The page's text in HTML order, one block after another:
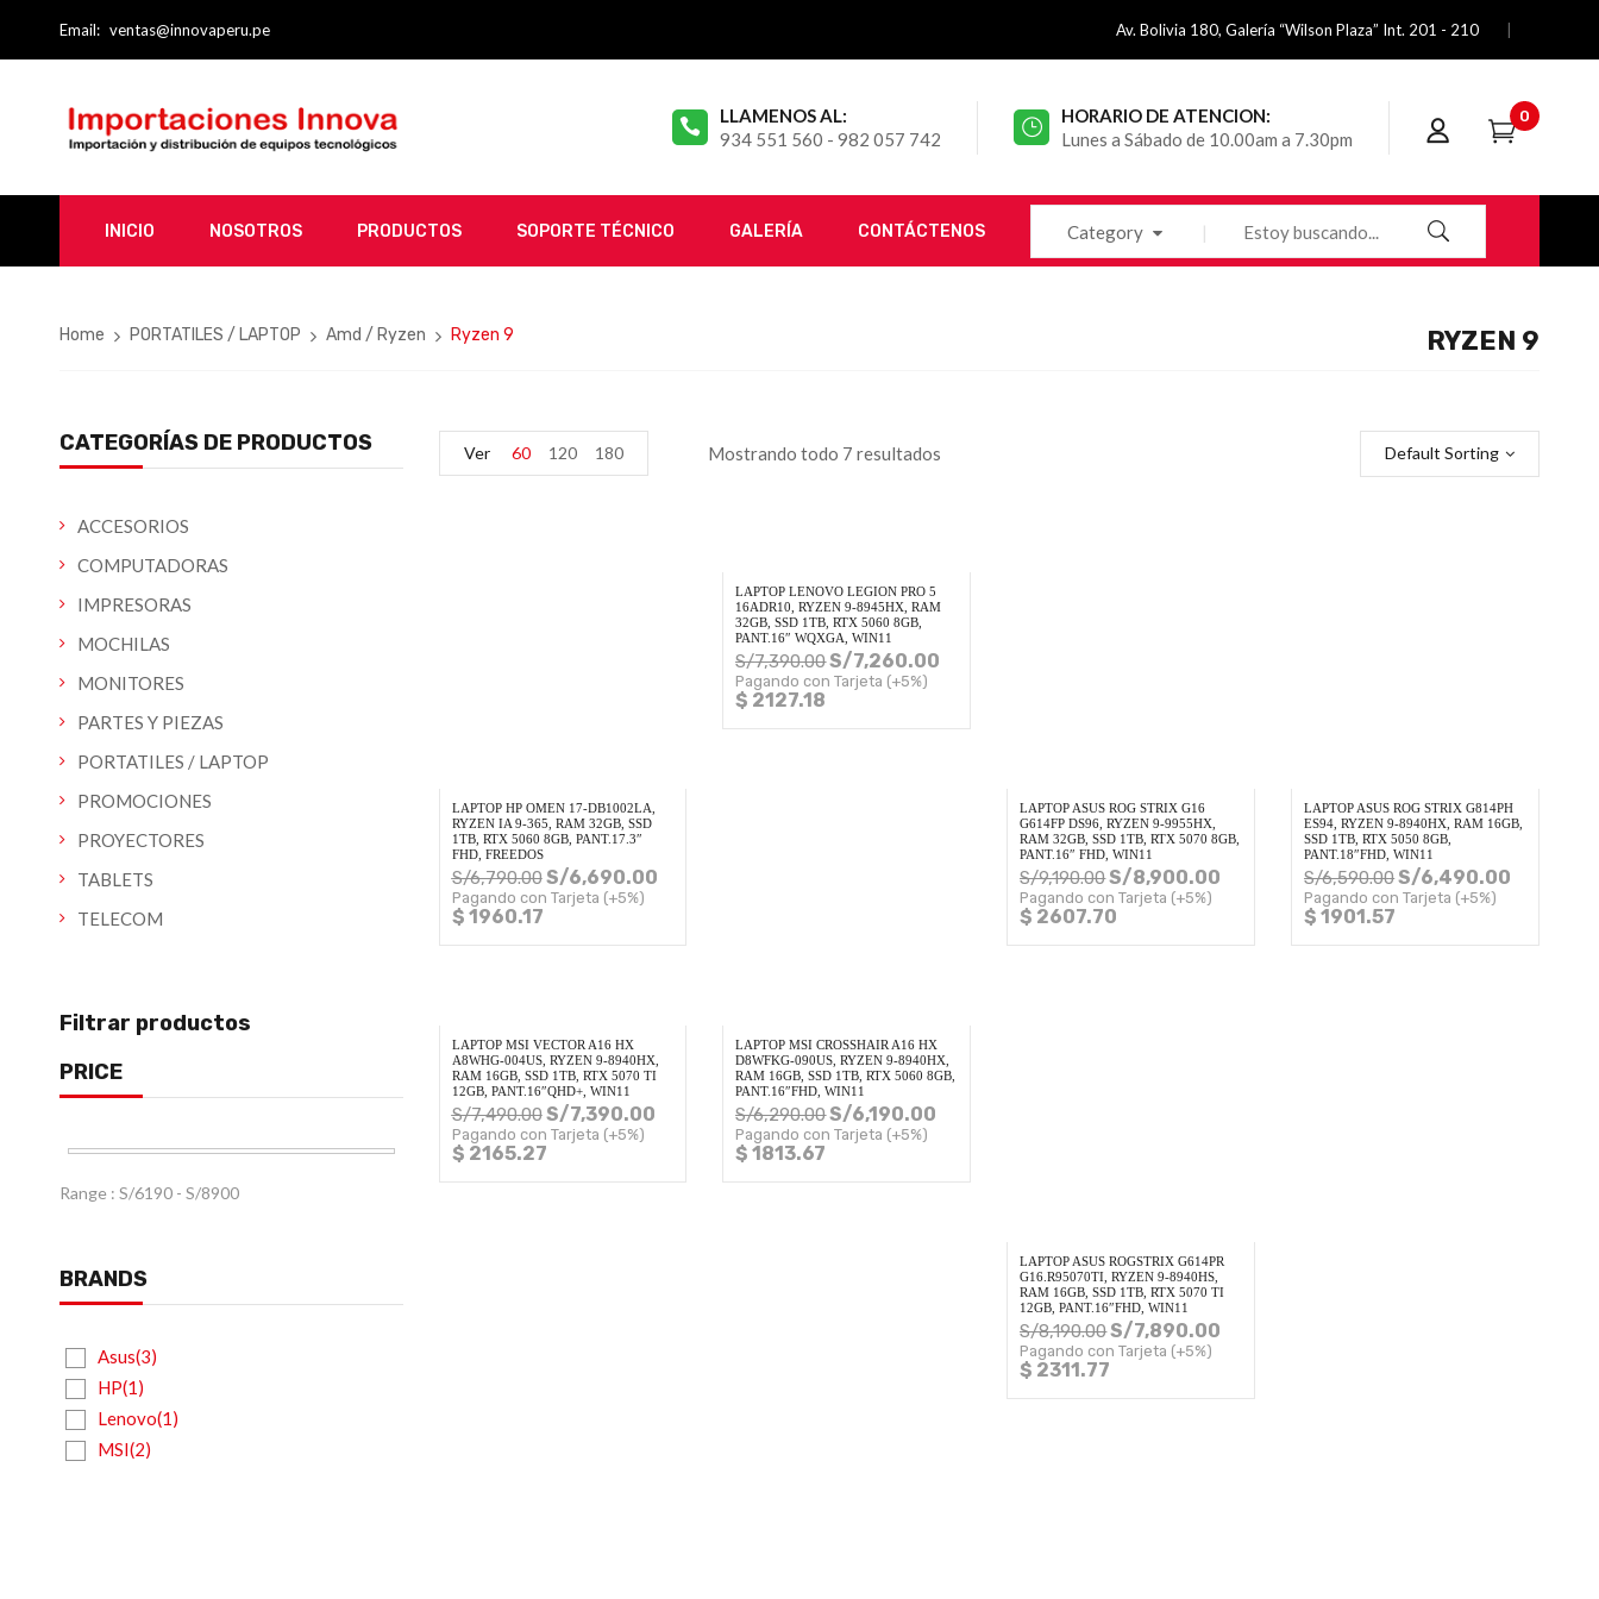
Email: ventas@innovaperu.pe Av. Bolivia 180, Galería “Wilson Plaza” Int. 201 - 210
LLAMENOS AL:
934 551 560 - 982 057 742
HORARIO DE ATENCION:
Lunes a Sábado de 10.00am a 7.30pm
0
INICIO NOSOTROS PRODUCTOS SOPORTE TÉCNICO GALERÍA CONTÁCTENOS Category
Home PORTATILES / LAPTOP Amd / Ryzen Ryzen 9 RYZEN 9
CATEGORÍAS DE PRODUCTOS
ACCESORIOS
COMPUTADORAS
IMPRESORAS
MOCHILAS
MONITORES
PARTES Y PIEZAS
PORTATILES / LAPTOP
PROMOCIONES
PROYECTORES
TABLETS
TELECOM
Filtrar productos
PRICE
Range : S/6190 - S/8900
BRANDS
Asus(3)
HP(1)
Lenovo(1)
MSI(2)
Mostrando todo 7 resultados Default Sorting
Ver 60 120 180
LAPTOP HP OMEN 17-DB1002LA,
RYZEN IA 9-365, RAM 32GB, SSD
1TB, RTX 5060 8GB, PANT.17.3″
FHD, FREEDOS
S/6,790.00S/6,690.00
Pagando con Tarjeta (+5%)
$ 1960.17
LAPTOP LENOVO LEGION PRO 5
16ADR10, RYZEN 9-8945HX, RAM
32GB, SSD 1TB, RTX 5060 8GB,
PANT.16″ WQXGA, WIN11
S/7,390.00S/7,260.00
Pagando con Tarjeta (+5%)
$ 2127.18
LAPTOP ASUS ROG STRIX G16
G614FP DS96, RYZEN 9-9955HX,
RAM 32GB, SSD 1TB, RTX 5070 8GB,
PANT.16″ FHD, WIN11
S/9,190.00S/8,900.00
Pagando con Tarjeta (+5%)
$ 2607.70
LAPTOP ASUS ROG STRIX G814PH
ES94, RYZEN 9-8940HX, RAM 16GB,
SSD 1TB, RTX 5050 8GB,
PANT.18″FHD, WIN11
S/6,590.00S/6,490.00
Pagando con Tarjeta (+5%)
$ 1901.57
LAPTOP MSI VECTOR A16 HX
A8WHG-004US, RYZEN 9-8940HX,
RAM 16GB, SSD 1TB, RTX 5070 TI
12GB, PANT.16″QHD+, WIN11
S/7,490.00S/7,390.00
Pagando con Tarjeta (+5%)
$ 2165.27
LAPTOP MSI CROSSHAIR A16 HX
D8WFKG-090US, RYZEN 9-8940HX,
RAM 16GB, SSD 1TB, RTX 5060 8GB,
PANT.16″FHD, WIN11
S/6,290.00S/6,190.00
Pagando con Tarjeta (+5%)
$ 1813.67
LAPTOP ASUS ROGSTRIX G614PR
G16.R95070TI, RYZEN 9-8940HS,
RAM 16GB, SSD 1TB, RTX 5070 TI
12GB, PANT.16″FHD, WIN11
S/8,190.00S/7,890.00
Pagando con Tarjeta (+5%)
$ 2311.77